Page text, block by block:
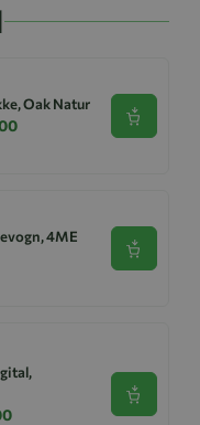
Oak Natur
Se
4ME
Se
Se